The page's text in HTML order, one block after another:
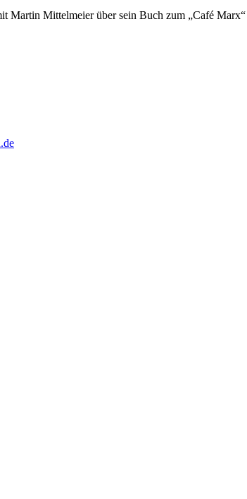
Martin Mittelmeier über sein Buch zum „Café